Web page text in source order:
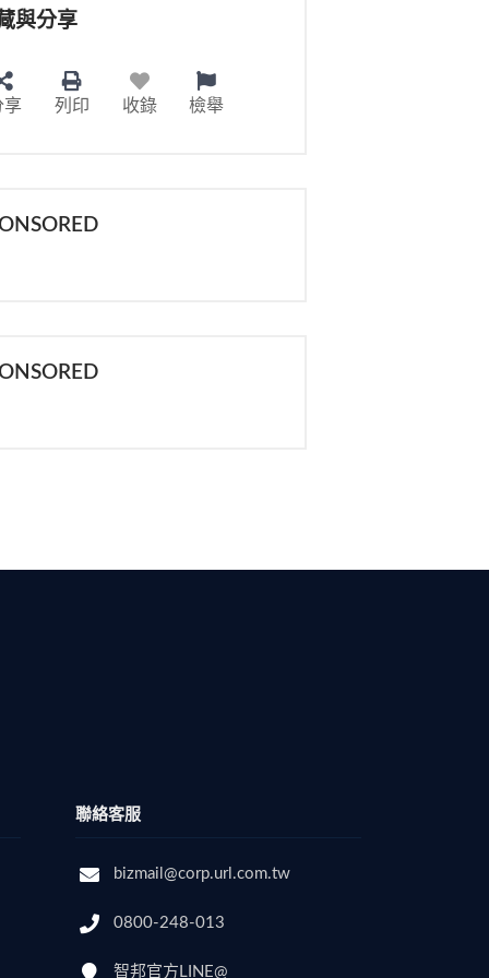
與分享
享 列印 收錄 檢舉
聯絡客服
bizmail@corp.url.com.tw
0800-248-013
智邦官方LINE@